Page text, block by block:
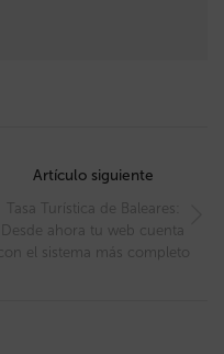
Artículo siguiente
Tasa Turística de Baleares:
Desde ahora tu web cuenta
con el sistema más completo